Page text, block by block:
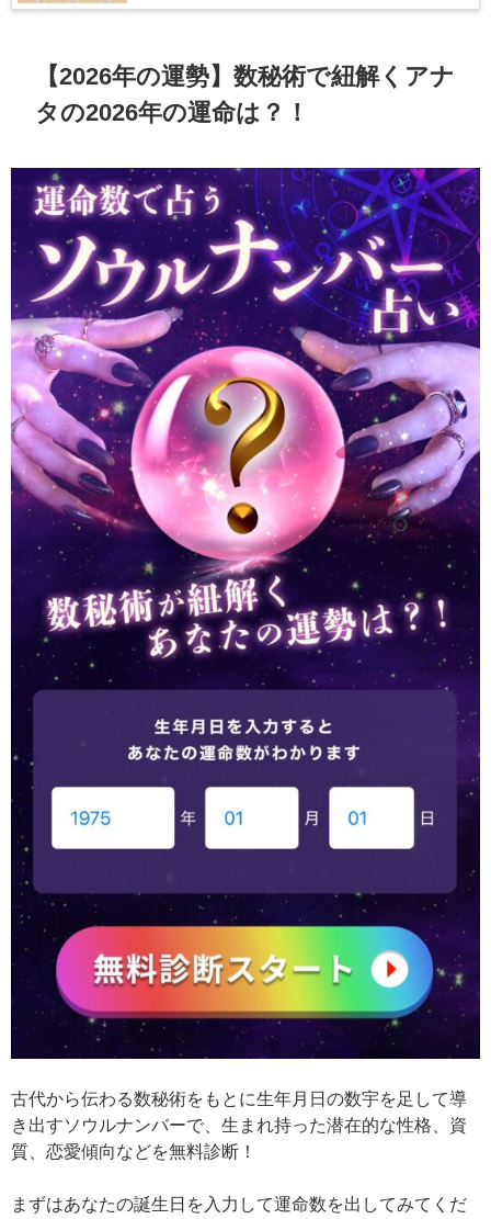
【2026年の運勢】数秘術で紐解くアナ
タの2026年の運命は？！
古代から伝わる数秘術をもとに生年月日の数宇を足して導
き出すソウルナンバーで、生まれ持った潜在的な性格、資
質、恋愛傾向などを無料診断！
まずはあなたの誕生日を入力して運命数を出してみてくだ